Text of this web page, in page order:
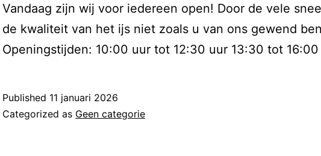
Vandaag zijn wij voor iedereen open! Door de vele
de kwaliteit van het ijs niet zoals u van ons gewend
Openingstijden: 10:00 uur tot 12:30 uur 13:30 tot
Published 11 januari 2026
Categorized as Geen categorie